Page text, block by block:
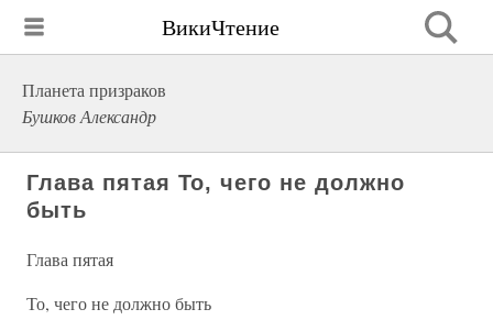
ВикиЧтение
Планета призраков
Бушков Александр
Глава пятая То, чего не должно
быть
Глава пятая
То, чего не должно быть